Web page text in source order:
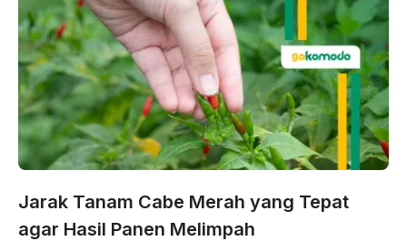
Jarak Tanam Cabe Merah yang Tepat
agar Hasil Panen Melimpah